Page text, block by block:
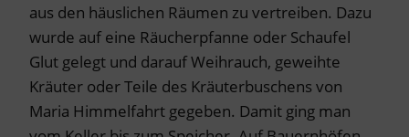
aus den häuslichen Räumen zu vertreiben. Dazu
wurde auf eine Räucherpfanne oder Schaufel
Glut gelegt und darauf Weihrauch, geweihte
Kräuter oder Teile des Kräuterbuschens von
Maria Himmelfahrt gegeben. Damit ging man